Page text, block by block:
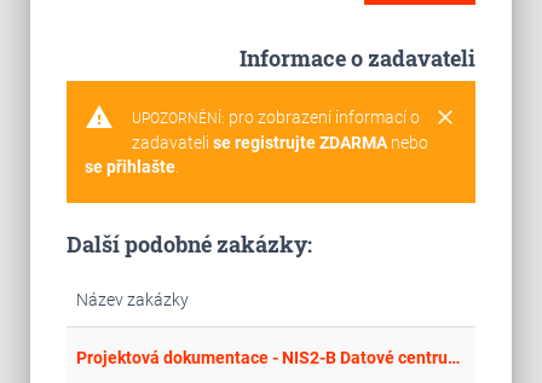
Informace o zadavateli
warning clear
UPOZORNĚNÍ: pro zobrazení informací o
zadavateli se registrujte ZDARMAnebo
se přihlašte.
Další podobné zakázky:
Název zakázky
Projektová dokumentace - NIS2-B Datové centrum DR